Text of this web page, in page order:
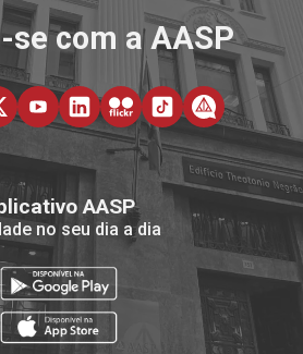
se com a AASP
AASP
no seu dia a dia